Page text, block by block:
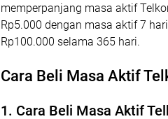
memperpanjang masa aktif
Rp5.000 dengan masa aktif 7
Rp100.000 selama 365 hari.
Cara Beli Masa Aktif
1. Cara Beli Masa Aktif